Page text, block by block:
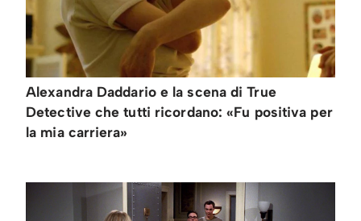
Alexandra Daddario e la scena di True
Detective che tutti ricordano: «Fu positiva per
la mia carriera»